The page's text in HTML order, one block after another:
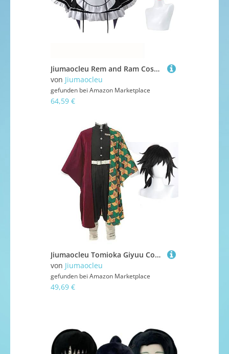
Jiumaocleu Rem and Ram Cosplay-Kostüm mit Perücke, Anime-komplettes Set von Dienstmädchen-Outfit, kurzer Rock, Uniform-Anzüge mit Zubehör, Party, Karneval, Verkleiden für Mädchen
von Jiumaocleu
gefunden bei Amazon Marketplace
64,59 €
Jiumaocleu Tomioka Giyuu Cosplay Kostüm Outfit Anime Cosplay Herren Umhang Jacke Rolle Cosplay Komplettes Set von Verkleidung Kostüm für Halloween Karneval Party
von Jiumaocleu
gefunden bei Amazon Marketplace
49,69 €